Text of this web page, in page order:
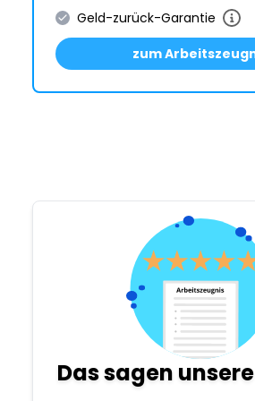
Geld-zurück-Garantie
zum
Das sagen